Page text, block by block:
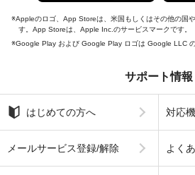
Appleのロゴ、App Storeは、米国もしくはその他の国
す。App Storeは、Apple Inc.のサービスマークです。
Google Play および Google Play ロゴは Google LLC の
サポート情報
はじめての方へ 対応
メールサービス登録/解除 よく